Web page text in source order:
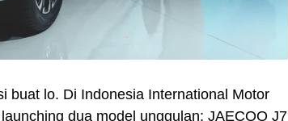
buat lo. Di Indonesia International Motor
dua model unggulan: JAECOO J7